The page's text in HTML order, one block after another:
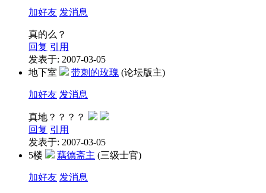
加好友 发消息
真的么？
回复 引用
发表于: 2007-03-05
地下室
带刺的玫瑰 (论坛版主)
加好友 发消息
真地？？？？
回复 引用
发表于: 2007-03-05
5楼
藕德斋主 (三级士官)
加好友 发消息